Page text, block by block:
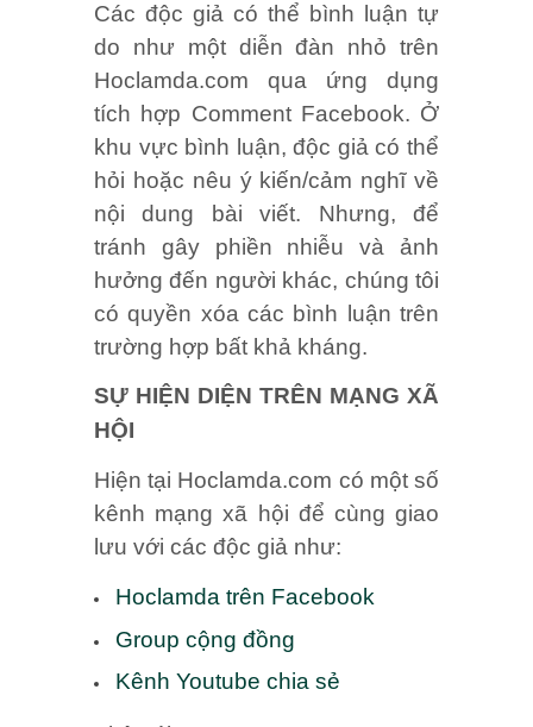
Các độc giả có thể bình luận tự
do như một diễn đàn nhỏ trên
Hoclamda.com qua ứng dụng
tích hợp Comment Facebook. Ở
khu vực bình luận, độc giả có thể
hỏi hoặc nêu ý kiến/cảm nghĩ về
nội dung bài viết. Nhưng, để
tránh gây phiền nhiễu và ảnh
hưởng đến người khác, chúng tôi
có quyền xóa các bình luận trên
trường hợp bất khả kháng.
SỰ HIỆN DIỆN TRÊN MẠNG XÃ
HỘI
Hiện tại Hoclamda.com có một số
kênh mạng xã hội để cùng giao
lưu với các độc giả như:
Hoclamda trên Facebook
Group cộng đồng
Kênh Youtube chia sẻ